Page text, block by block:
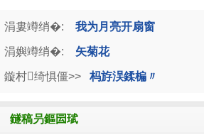
涓婁竴绡�: 我为月亮开扇窗
涓嬩竴绡�: 矢菊花
鏇村绮惧僵>> 杩斿洖鍒楄〃
鐩稿叧鏂囩珷